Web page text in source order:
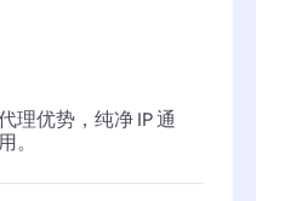
理优势，纯净 IP 通
。